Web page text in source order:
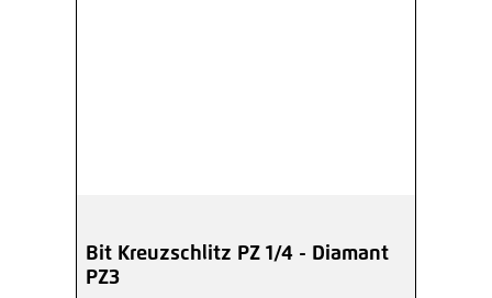
Bit Kreuzschlitz PZ 1/4 - Diamant
PZ3